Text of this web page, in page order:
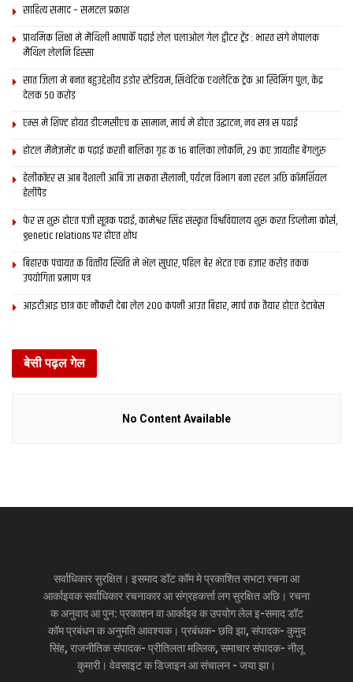
साहित्य समाद – समटल प्रकाश
प्राथमिक शि‍क्षा मे मैथि‍ली भाषाकेँ पढ़ाई लेल चलाओल गेल ट्वीटर ट्रेंड : भारत संगे नेपालक
मैथिल लेलनि हिस्सा
सात जिला मे बनत बहुउद्देशीय इंडोर स्‍टेडि‍यम, सिंथेटिक एथलेटिक ट्रेक आ स्विमिंग पुल, केंद्र
देलक 50 करोड़
एम्स मे शिफ्ट होयत डीएमसीएच क सामान, मार्च मे होएत उद्घाटन, नव सत्र स पढाई
होटल मैनेजमेंट क पढ़ाई करती बालिका गृह क 16 बालिका लोकनि, 29 कए जायतीह बेंगलुरु
हेलीकॉप्टर स आब वैशाली आबि जा सकता सैलानी, पर्यटन विभाग बना रहल अछि कॉमर्शियल
हेलीपैड
फेर स शुरू होएत पंजी सूत्रक पढाई, कामेश्वर सिंह संस्कृत विश्वविद्यालय शुरू करत डिप्लोमा कोर्स,
genetic relations पर होएत शोध
बिहारक पंचायत क वित्‍तीय स्थिति मे भेल सुधार, पहिल बेर भेटत एक हजार करोड़ तकक
उपयोगिता प्रमाण पत्र
आइटीआइ छात्र कए नौकरी देबा लेल 200 कंपनी आउत बिहार, मार्च तक तैयार होएत डेटाबेस
बेसी पढ़ल गेल
No Content Available
सर्वाधिकार सुरक्षित। इसमाद डॉट कॉम मे प्रकाशित सभटा रचना आ
आर्काइवक सर्वाधिकार रचनाकार आ संग्रहकर्त्ता लग सुरक्षित अछि। रचना
क अनुवाद आ पुन: प्रकाशन वा आर्काइव क उपयोग लेल इ-समाद डॉट
कॉम प्रबंधन क अनुमति आवश्यक। प्रबंधक- छवि झा, संपादक- कुमुद
सिंह, राजनीतिक संपादक- प्रीतिलता मल्लिक, समाचार संपादक- नीलू
कुमारी। वेवसाइट क डिजाइन आ संचालन - जया झा।